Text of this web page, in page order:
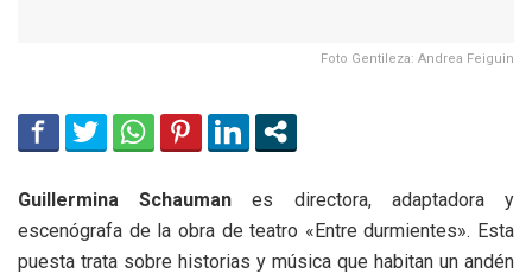
Foto Gentileza: Andrea Feiguin
Guillermina Schauman es directora, adaptadora y
escenógrafa de la obra de teatro «Entre durmientes». Esta
puesta trata sobre historias y música que habitan un andén